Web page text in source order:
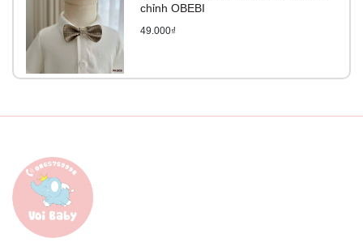
chỉnh OBEBI
49.000₫